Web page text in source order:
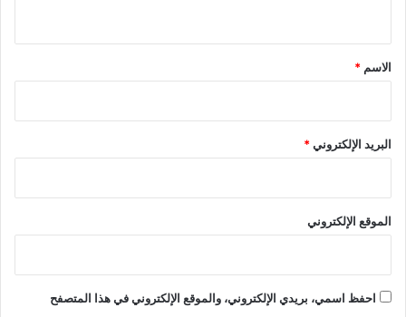
*
الاسم *
البريد الإلكتروني*
الموقع الإلكتروني
احفظ اسمي، بريدي الإلكتروني، والموقع الإلكتروني في هذا المتصفح